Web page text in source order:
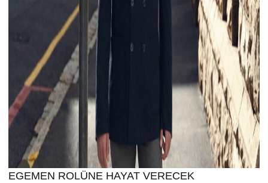
EGEMEN ROLÜNE HAYAT VERECEK